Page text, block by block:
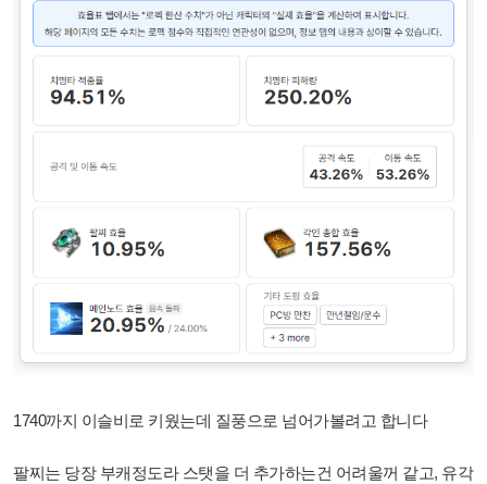
1740까지 이슬비로 키웠는데 질풍으로 넘어가볼려고 합니다
팔찌는 당장 부캐정도라 스탯을 더 추가하는건 어려울꺼 같고, 유각